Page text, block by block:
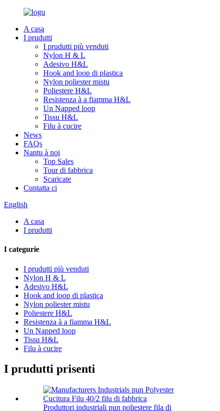
A casa
I prudutti
I prudutti più venduti
Nylon H & L
Adesivo H&L
Hook and loop di plastica
Nylon poliester mistu
Poliestere H&L
Resistenza à a fiamma H&L
Un Napped loop
Tissu H&L
Filu à cucire
News
FAQs
Nantu à noi
Top Sales
Tour di fabbrica
Scaricate
Cuntatta ci
English
A casa
I prudutti
I categurie
I prudutti più venduti
Nylon H & L
Adesivo H&L
Hook and loop di plastica
Nylon poliester mistu
Poliestere H&L
Resistenza à a fiamma H&L
Un Napped loop
Tissu H&L
Filu à cucire
I prudutti prisenti
Produttori industriali pun poliestere fila di